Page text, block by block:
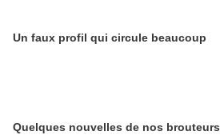
Un faux profil qui circule beaucoup
Quelques nouvelles de nos brouteurs